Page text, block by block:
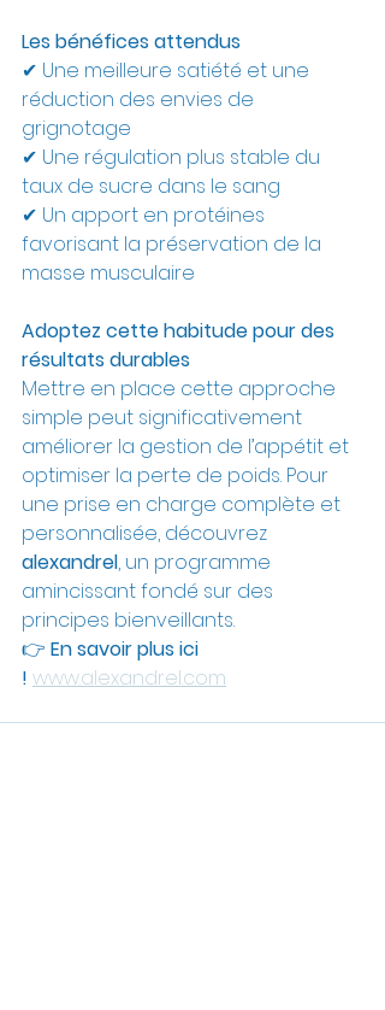
Les bénéfices attendus
✔ Une meilleure satiété et une
réduction des envies de
grignotage
✔ Une régulation plus stable du
taux de sucre dans le sang
✔ Un apport en protéines
favorisant la préservation de la
masse musculaire
Adoptez cette habitude pour des
résultats durables
Mettre en place cette approche
simple peut significativement
améliorer la gestion de l’appétit et
optimiser la perte de poids. Pour
une prise en charge complète et
personnalisée, découvrez
alexandrel, un programme
amincissant fondé sur des
principes bienveillants.
👉 En savoir plus ici
! www.alexandrel.com